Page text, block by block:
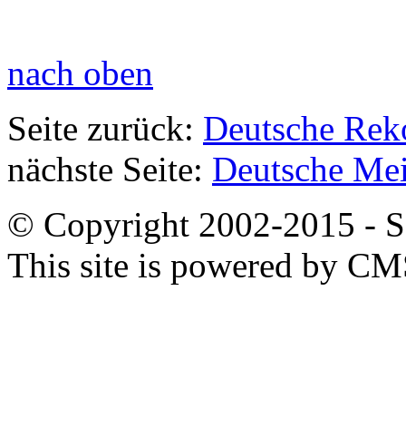
nach oben
Seite zurück: Deutsche
nächste Seite: Deutsche
© Copyright 2002-2015 -
This site is powered by